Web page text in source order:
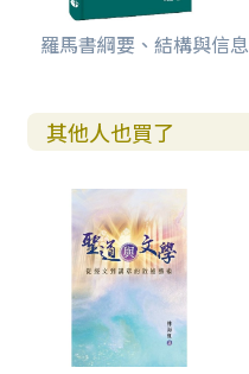
羅馬書綱要、結構與信息
其他人也買了